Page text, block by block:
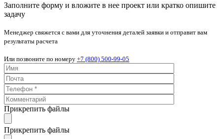
Заполните форму и вложите в нее проект или кратко опишите
задачу
Менеджер свяжется с вами для уточнения деталей заявки и отправит вам
результаты расчета
Или позвоните по номеру +7 (800) 500-99-05
Прикрепить файлы
Прикрепить файлы